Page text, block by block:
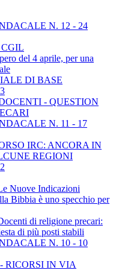
N. 12 - 24
CGIL
del 4 aprile, per una
DI BASE
- QUESTION
N. 11 - 17
IRC: ANCORA IN
REGIONI
Nuove Indicazioni
Bibbia è uno specchio per
di religione precari:
di più posti stabili
N. 10 - 10
- RICORSI IN VIA